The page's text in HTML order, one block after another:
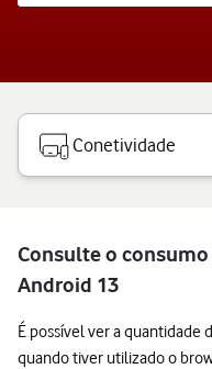
Conetividade
Consulte o consumo
Android 13
É possível ver a quantidade
quando tiver utilizado o